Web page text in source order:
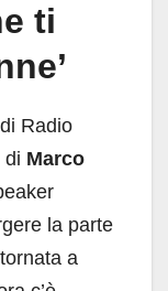
ti
Radio
di Marco
la parte
a